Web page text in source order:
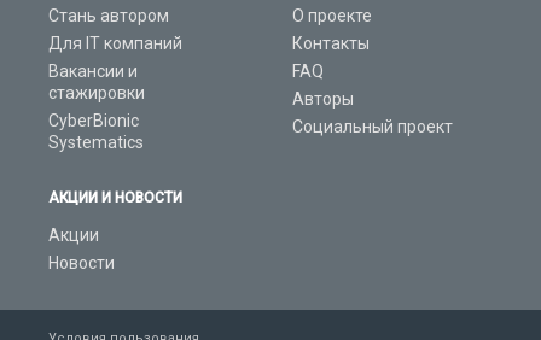
Стань автором
Для IT компаний
Вакансии и
стажировки
CyberBionic
Systematics
АКЦИИ И НОВОСТИ
Акции
Новости
О проекте
Контакты
FAQ
Авторы
Социальный проект